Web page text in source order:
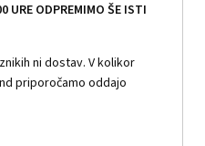
URE ODPREMIMO ŠE ISTI
ni dostav. V kolikor
priporočamo oddajo